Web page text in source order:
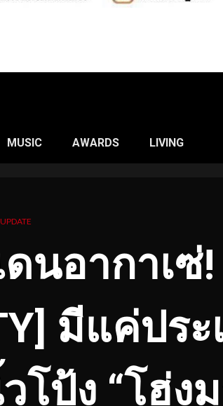
MUSIC AWARDS LIVING
UPDATE
นอากาเซ่!
มีแค่ปร
โป้ง “โฮ่ง